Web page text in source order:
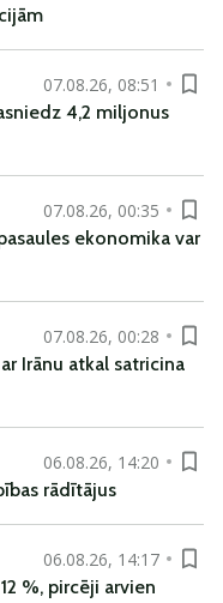
07.08.26, 08:51
4,2 miljonus
07.08.26, 00:35
ekonomika var
07.08.26, 00:28
Irānu atkal satricina
06.08.26, 14:20
rādītājus
06.08.26, 14:17
%, pircēji arvien